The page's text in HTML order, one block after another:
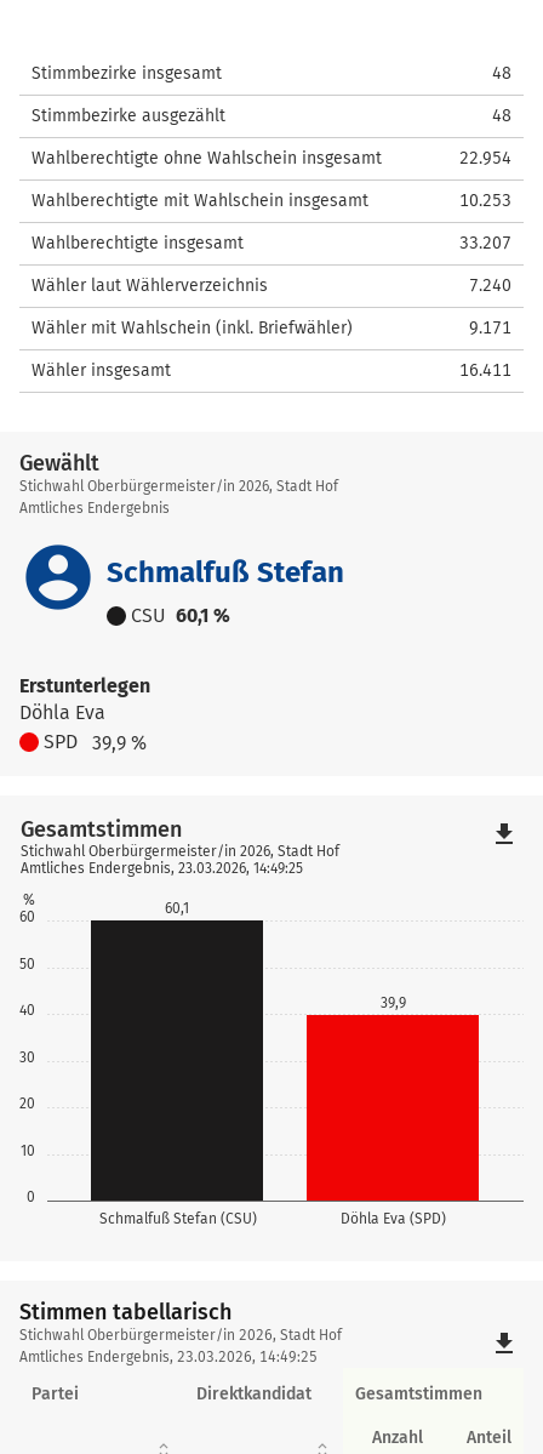
Stimmbezirke insgesamt 48
Stimmbezirke ausgezählt 48
Wahlberechtigte ohne Wahlschein insgesamt 22.954
Wahlberechtigte mit Wahlschein insgesamt 10.253
Wahlberechtigte insgesamt 33.207
Wähler laut Wählerverzeichnis 7.240
Wähler mit Wahlschein (inkl. Briefwähler) 9.171
Wähler insgesamt 16.411
Gewählt
Stichwahl Oberbürgermeister/in 2026, Stadt Hof
Amtliches Endergebnis
account_circle Schmalfuß Stefan
CSU 60,1 %
Erstunterlegen
Döhla Eva
SPD
39,9 %
0
10
20
30
40
50
60
%
Schmalfuß Stefan (CSU) Döhla Eva (SPD)
60,1
39,9
Gesamtstimmen
Stichwahl Oberbürgermeister/in 2026, Stadt Hof
Amtliches Endergebnis, 23.03.2026, 14:49:25
file_download
Stimmen tabellarisch
Stimmen
tabellarisch
Stichwahl Oberbürgermeister/in 2026, Stadt Hof
Amtliches Endergebnis, 23.03.2026, 14:49:25
file_download
Partei Direktkandidat Gesamtstimmen
Anzahl Anteil